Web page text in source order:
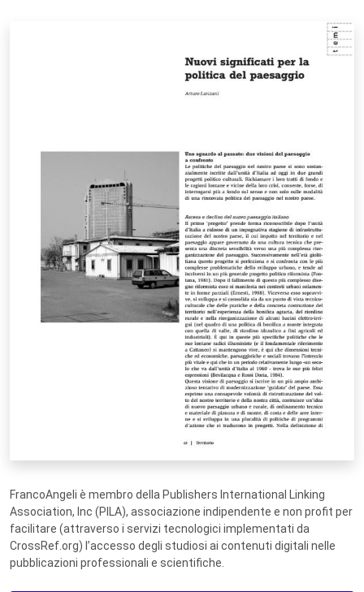
FrancoAngeli è membro della Publishers International Linking
Association, Inc (PILA), associazione indipendente e non profit per
facilitare (attraverso i servizi tecnologici implementati da
CrossRef.org) l’accesso degli studiosi ai contenuti digitali nelle
pubblicazioni professionali e scientifiche.